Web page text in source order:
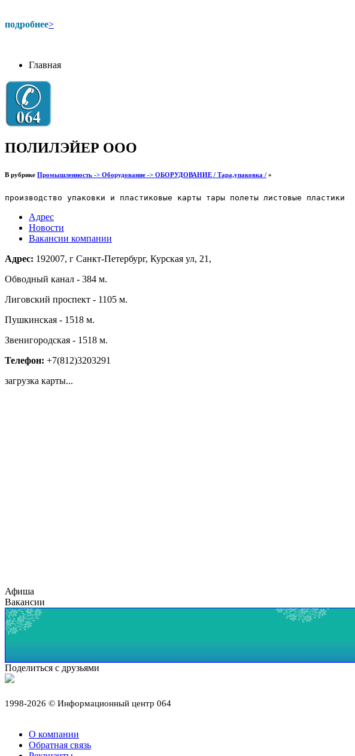
подробнее>
Главная
ПОЛИЛЭЙЕР ООО
В рубрике Промышленность -> Оборудование -> ОБОРУДОВАНИЕ / Тара,упаковка / »
производство упаковки и пластиковые карты тары полеты листовые пластики
Адрес
Новости
Вакансии компании
Адрес: 192007, г Санкт-Петербург, Курская ул, 21,
Обводный канал - 384 м.
Лиговский проспект - 1105 м.
Пушкинская - 1518 м.
Звенигородская - 1518 м.
Телефон: +7(812)3203291
загрузка карты...
Афиша
Вакансии
Поделиться с друзьями
1998-2026 © Информационный центр 064
О компании
Обратная связь